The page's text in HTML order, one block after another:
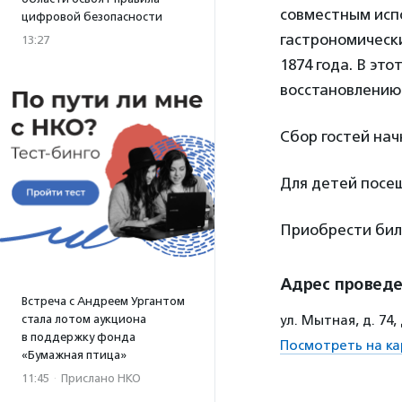
цифровой безопасности
13:27
Встреча с Андреем Ургантом
стала лотом аукциона
в поддержку фонда
«Бумажная птица»
11:45 · Прислано НКО
совместным
1874 года. В
Сбор гостей
Для детей
Приобрести
Адрес
ул. Мытная, д. 74,
Посмотреть на